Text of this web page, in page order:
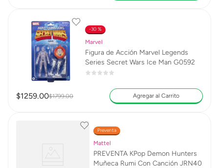
30 %
Marvel
Figura de Acción Marvel Legends
Series Secret Wars Ice Man G0592
$1259.00$1799.00 Agregar al Carrito
Preventa
Mattel
PREVENTA KPop Demon Hunters
Muñeca Rumi Con Canción JRN40